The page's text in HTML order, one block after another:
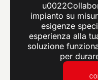
impianto su
esigenze
esperienza alla
soluzione
per